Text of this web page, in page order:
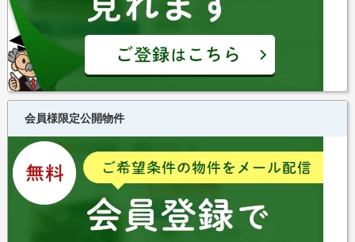
会員様限定公開物件